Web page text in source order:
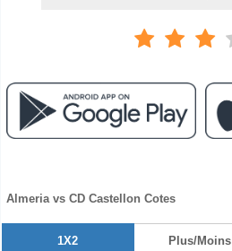
Almeria vs CD Castellon Cotes
1X2 Plus/Moins